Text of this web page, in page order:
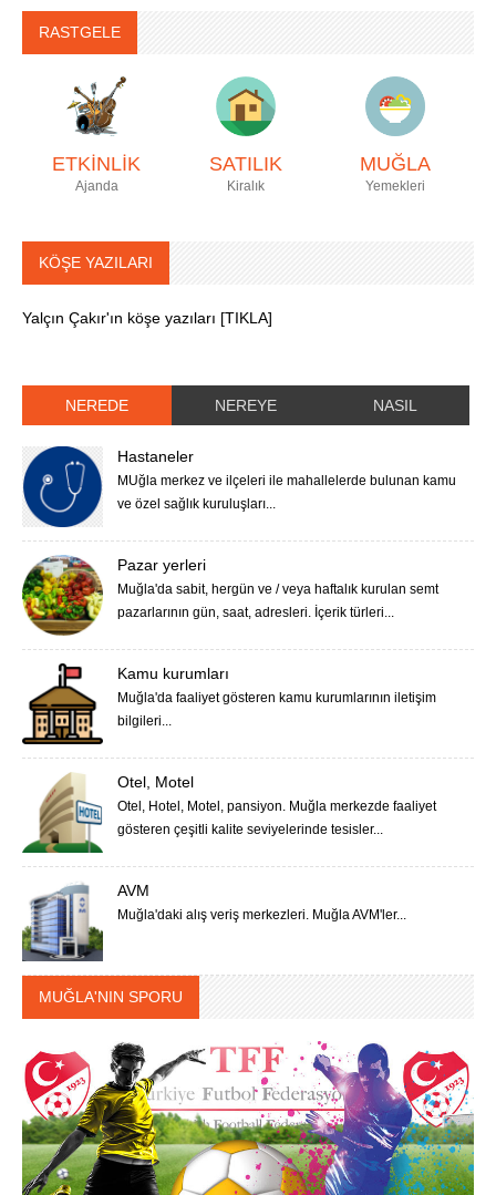
RASTGELE
ETKİNLİK
Ajanda
SATILIK
Kiralık
MUĞLA
Yemekleri
KÖŞE YAZILARI
Yalçın Çakır'ın köşe yazıları [TIKLA]
NEREDE NEREYE NASIL
Hastaneler
MUğla merkez ve ilçeleri ile mahallelerde bulunan kamu
ve özel sağlık kuruluşları...
Pazar yerleri
Muğla'da sabit, hergün ve / veya haftalık kurulan semt
pazarlarının gün, saat, adresleri. İçerik türleri...
Kamu kurumları
Muğla'da faaliyet gösteren kamu kurumlarının iletişim
bilgileri...
Otel, Motel
Otel, Hotel, Motel, pansiyon. Muğla merkezde faaliyet
gösteren çeşitli kalite seviyelerinde tesisler...
AVM
Muğla'daki alış veriş merkezleri. Muğla AVM'ler...
MUĞLA'NIN SPORU